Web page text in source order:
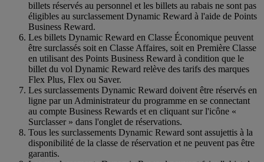
billets réservés au personnel et les billets au rabais ne sont pas
éligibles au surclassement Dynamic Reward à l'aide de Points
Business Reward.
Les billets Dynamic Reward en Classe Économique peuvent
être surclassés soit en Classe Affaires, soit en Première Classe
en utilisant des Points Business Reward à condition que le
billet du vol Dynamic Reward relève des tarifs des marques
Flex Plus, Flex ou Saver.
Les surclassements Dynamic Reward doivent être réservés en
ligne par un Administrateur du programme en se connectant
au compte Business Rewards et en cliquant sur l'icône «
Surclasser » dans l'onglet de réservations.
Tous les surclassements Dynamic Reward sont assujettis à la
disponibilité de la classe de réservation et ne peuvent pas être
garantis.